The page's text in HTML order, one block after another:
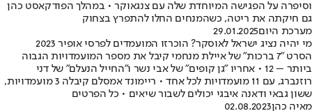
וסיפרה על הפגישה המיוחדת שלה עם צנגאוקר • במהלך הפודקאסט כהן
גם חיקתה את ריטה, כשהמנחים החלו להתפרץ בצחוק
מערכת היום29.01.2025
מי יהיה נציג ישראל לאוסקר? הוכרזו המועמדים לפרסי אופיר 2023
הסרט "7 ברכות" של איילת מנחמי קיבל את מספר המועמדויות הגבוה
ביותר – 12 • אחריו "גן קופים" של אבי נשר ו"החייל הנעלם" של דני
רוזנברג, עם 11 מועמדויות לכל אחד • ריימונד אמסלם קיבלה 3 מועמדויות,
ששון גבאי ודאנה איבגי יכולים לשבור שיאים • כל הפרטים
מאיה כהן02.08.2023